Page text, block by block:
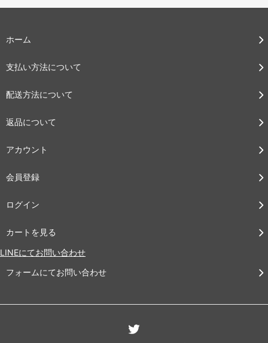
ホーム
支払い方法について
配送方法について
返品について
アカウント
会員登録
ログイン
カートを見る
LINEにてお問い合わせ
フォームにてお問い合わせ